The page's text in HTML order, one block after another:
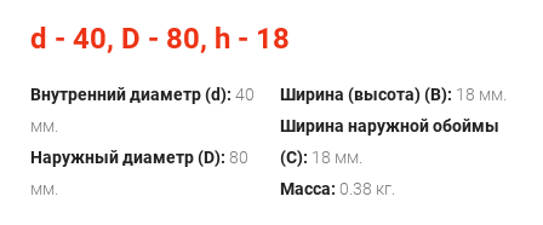
d - 40, D - 80, h - 18
Внутренний диаметр (d): 40
мм.
Наружный диаметр (D): 80
мм.
Ширина (высота) (B): 18 мм.
Ширина наружной обоймы
(C): 18 мм.
Масса: 0.38 кг.